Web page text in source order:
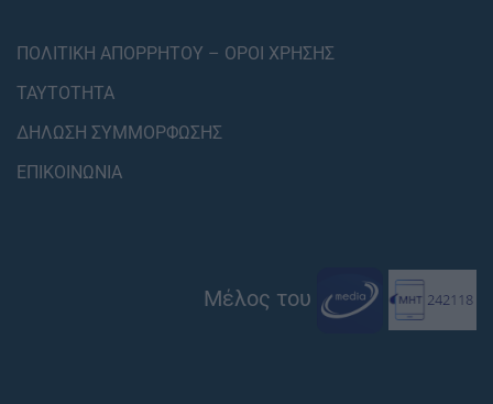
ΠΟΛΙΤΙΚΗ ΑΠΟΡΡΗΤΟΥ – ΟΡΟΙ ΧΡΗΣΗΣ
ΤΑΥΤΟΤΗΤΑ
ΔΗΛΩΣΗ ΣΥΜΜΟΡΦΩΣΗΣ
ΕΠΙΚΟΙΝΩΝΙΑ
Μέλος του